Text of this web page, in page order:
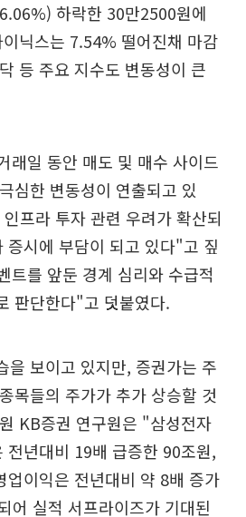
하락한 30만2500원에
닉스는 7.54% 떨어진채 마감
등 주요 지수도 변동성이 큰
래일 동안 매도 및 매수 사이드
심한 변동성이 연출되고 있
프라 투자 관련 우려가 확산되
증시에 부담이 되고 있다"고 짚
트를 앞둔 경계 심리와 수급적
판단한다"고 덧붙였다.
을 보이고 있지만, 증권가는 주
목들의 주가가 추가 상승할 것
KB증권 연구원은 "삼성전자
전년대비 19배 급증한 90조원,
업이익은 전년대비 약 8배 증가
어 실적 서프라이즈가 기대된